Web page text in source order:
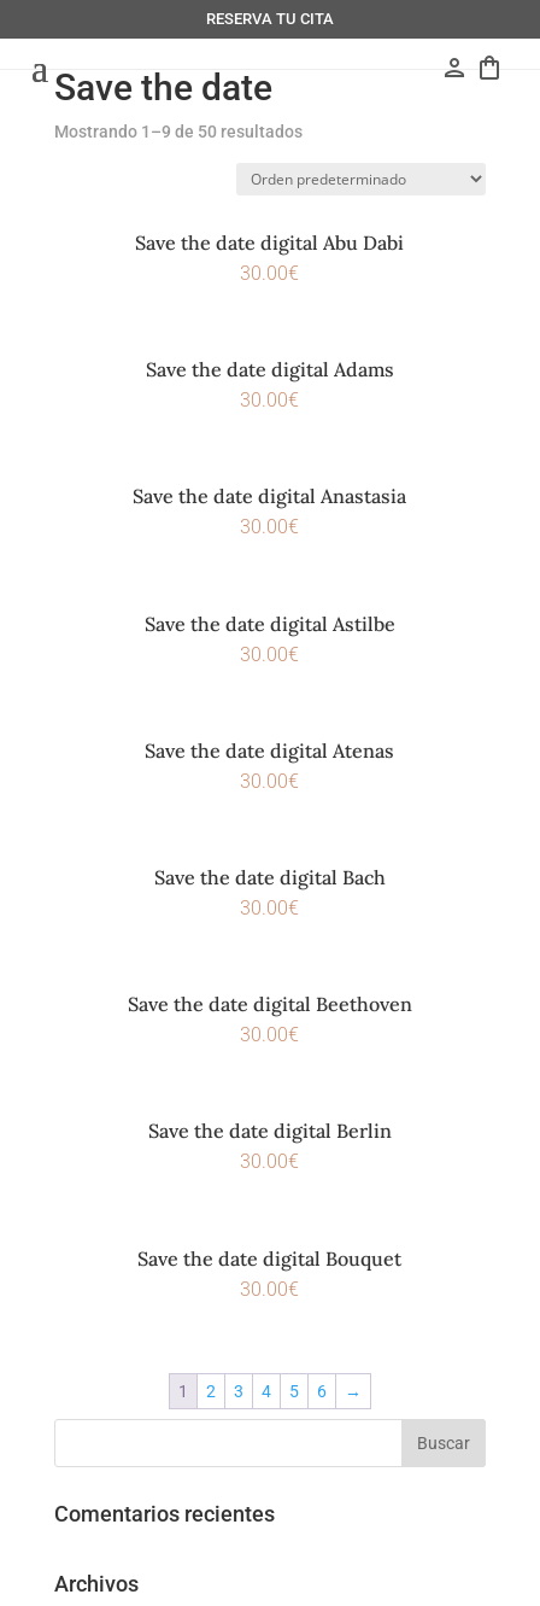
RESERVA TU CITA
person shopping_bag
Save the date
Mostrando 1–9 de 50 resultados
Save the date digital Abu Dabi
30.00€
Save the date digital Adams
30.00€
Save the date digital Anastasia
30.00€
Save the date digital Astilbe
30.00€
Save the date digital Atenas
30.00€
Save the date digital Bach
30.00€
Save the date digital Beethoven
30.00€
Save the date digital Berlin
30.00€
Save the date digital Bouquet
30.00€
1 2 3 4 5 6 →
Comentarios recientes
Archivos